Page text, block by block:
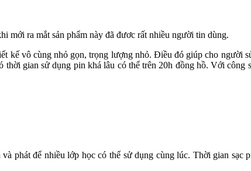
mới ra mắt sản phẩm này đã đươc rất nhiều người tin dùng.
kế vô cùng nhỏ gọn, trọng lượng nhỏ. Điều đó giúp cho người
thời gian sử dụng pin khá lâu có thể trên 20h đồng hồ. Với
phát để nhiều lớp học có thể sử dụng cùng lúc. Thời gian